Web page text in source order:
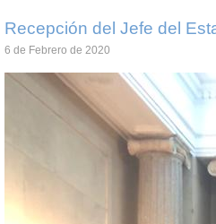
Recepción del Jefe del
6 de Febrero de 2020